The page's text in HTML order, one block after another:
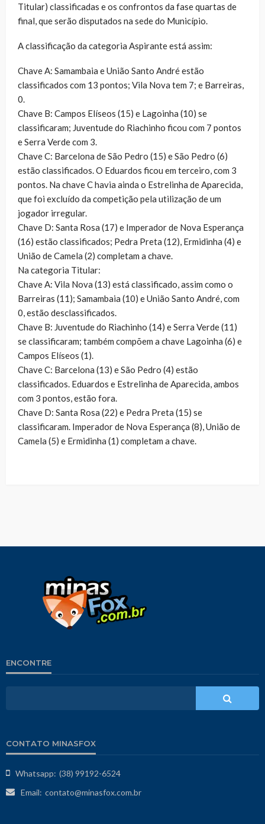
Titular) classificadas e os confrontos da fase quartas de
final, que serão disputados na sede do Município.
A classificação da categoria Aspirante está assim:
Chave A: Samambaia e União Santo André estão
classificados com 13 pontos; Vila Nova tem 7; e Barreiras,
0.
Chave B: Campos Elíseos (15) e Lagoinha (10) se
classificaram; Juventude do Riachinho ficou com 7 pontos
e Serra Verde com 3.
Chave C: Barcelona de São Pedro (15) e São Pedro (6)
estão classificados. O Eduardos ficou em terceiro, com 3
pontos. Na chave C havia ainda o Estrelinha de Aparecida,
que foi excluído da competição pela utilização de um
jogador irregular.
Chave D: Santa Rosa (17) e Imperador de Nova Esperança
(16) estão classificados; Pedra Preta (12), Ermidinha (4) e
União de Camela (2) completam a chave.
Na categoria Titular:
Chave A: Vila Nova (13) está classificado, assim como o
Barreiras (11); Samambaia (10) e União Santo André, com
0, estão desclassificados.
Chave B: Juventude do Riachinho (14) e Serra Verde (11)
se classificaram; também compõem a chave Lagoinha (6) e
Campos Elíseos (1).
Chave C: Barcelona (13) e São Pedro (4) estão
classificados. Eduardos e Estrelinha de Aparecida, ambos
com 3 pontos, estão fora.
Chave D: Santa Rosa (22) e Pedra Preta (15) se
classificaram. Imperador de Nova Esperança (8), União de
Camela (5) e Ermidinha (1) completam a chave.
ENCONTRE
CONTATO MINASFOX
Whatsapp: (38) 99192-6524
Email: contato@minasfox.com.br